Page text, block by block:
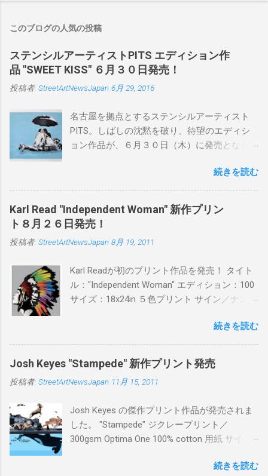
このブログの人気の投稿
ステンシルアーティストPITS エディション作
品 "SWEET KISS" ６月３０日発売！
投稿者: StreetArtNewsJapan 6月 29, 2016
名古屋を拠点とするステンシルアーティスト
PITS。しばしの沈黙を破り、待望のエディシ
ョン作品が、６月３０日（木）に発売となり
品に落とし込むスタイルは今作でも健在。(
PITSの過去記事はこちらから ) 発売日：6月30
日(木)19時 タイトル：SWEET KISS カラー：
BLUE/MINT GREEN/PINK/YELLOW エディショ
ン：各色５ サイズ：800mm × 550mm 価格：
¥16,000(¥17,280) 購入は、 こちら から
続きを読む
Karl Read "Independent Woman" 新作プリン
ト８月２６日発売！
投稿者: StreetArtNewsJapan 8月 19, 2011
Karl Readが初のプリント作品を発売！ タイト
ル："Independent Woman" エディション：100
サイズ：18x24in ５色プリント サイン／ナンバ
ドフィニッシュバージョン（エディション：
25）$125 購入は８月２６日に こちら から
続きを読む
Josh Keyes "Stampede" 新作プリント発売
投稿者: StreetArtNewsJapan 11月 15, 2011
Josh Keyes の傑作プリント作品が発売されま
した。 "Stampede" ジクレープリント／
300gsm Optima One 100% cotton 用紙 サイズ:
ィション：350 価格: $350 + 送料 購入は こち
続きを読む